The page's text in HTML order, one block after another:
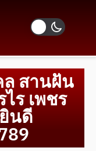
สานฝัน
ร เพชร
นดี